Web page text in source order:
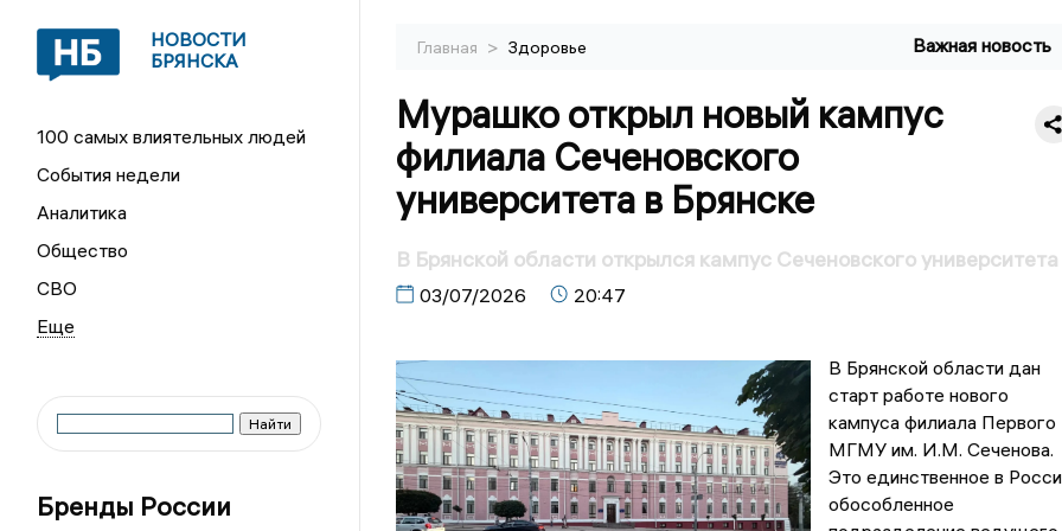
НОВОСТИ
БРЯНСКА
100 самых влиятельных людей
События недели
Аналитика
Общество
СВО
Бренды России
Главная > Здоровье Важная новость
Мурашко открыл новый кампус
филиала Сеченовского
университета в Брянске
В Брянской области открылся кампус Сеченовского университета
03/07/2026 20:47
В Брянской области дан
старт работе нового
кампуса филиала Первого
МГМУ им. И.М. Сеченова.
Это единственное в
обособленное